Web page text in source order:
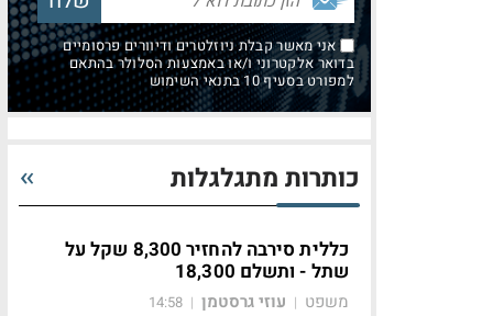
אני מאשר קבלת ניוזלטרים ודיוורים פרסומיים
בדואר אלקטרוני ו/או באמצעות הסלולר בהתאם
למפורט בסעיף 10 בתנאי השימוש
כותרות מתגלגלות
כללית סירבה להחזיר 8,300 שקל על
שתל - ותשלם 18,300
משפט | עוזי גרסטמן |
14:58